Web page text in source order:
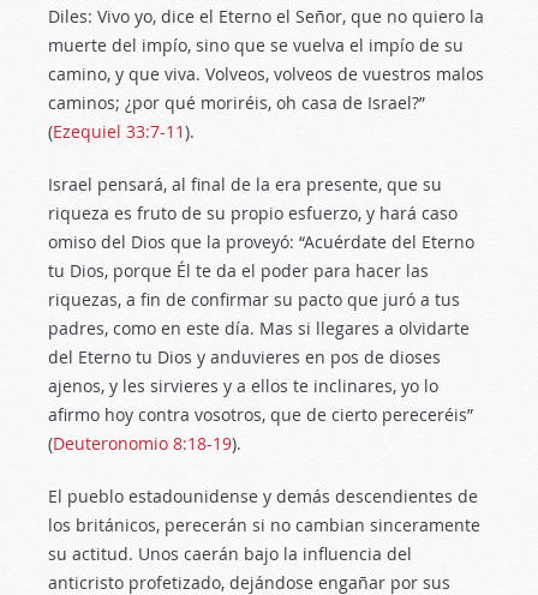
Diles: Vivo yo, dice el Eterno el Señor, que no quiero la
muerte del impío, sino que se vuelva el impío de su
camino, y que viva. Volveos, volveos de vuestros malos
caminos; ¿por qué moriréis, oh casa de Israel?”
(Ezequiel 33:7-11).
Israel pensará, al final de la era presente, que su
riqueza es fruto de su propio esfuerzo, y hará caso
omiso del Dios que la proveyó: “Acuérdate del Eterno
tu Dios, porque Él te da el poder para hacer las
riquezas, a fin de confirmar su pacto que juró a tus
padres, como en este día. Mas si llegares a olvidarte
del Eterno tu Dios y anduvieres en pos de dioses
ajenos, y les sirvieres y a ellos te inclinares, yo lo
afirmo hoy contra vosotros, que de cierto pereceréis”
(Deuteronomio 8:18-19).
El pueblo estadounidense y demás descendientes de
los británicos, perecerán si no cambian sinceramente
su actitud. Unos caerán bajo la influencia del
anticristo profetizado, dejándose engañar por sus